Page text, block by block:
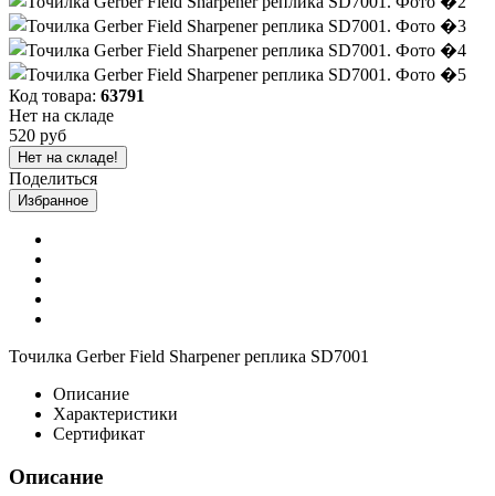
Код товара: 63791
Нет на складе
520 руб
Нет на складе!
Поделиться
Избранное
Точилка Gerber Field Sharpener реплика SD7001
Описание
Характеристики
Сертификат
Описание